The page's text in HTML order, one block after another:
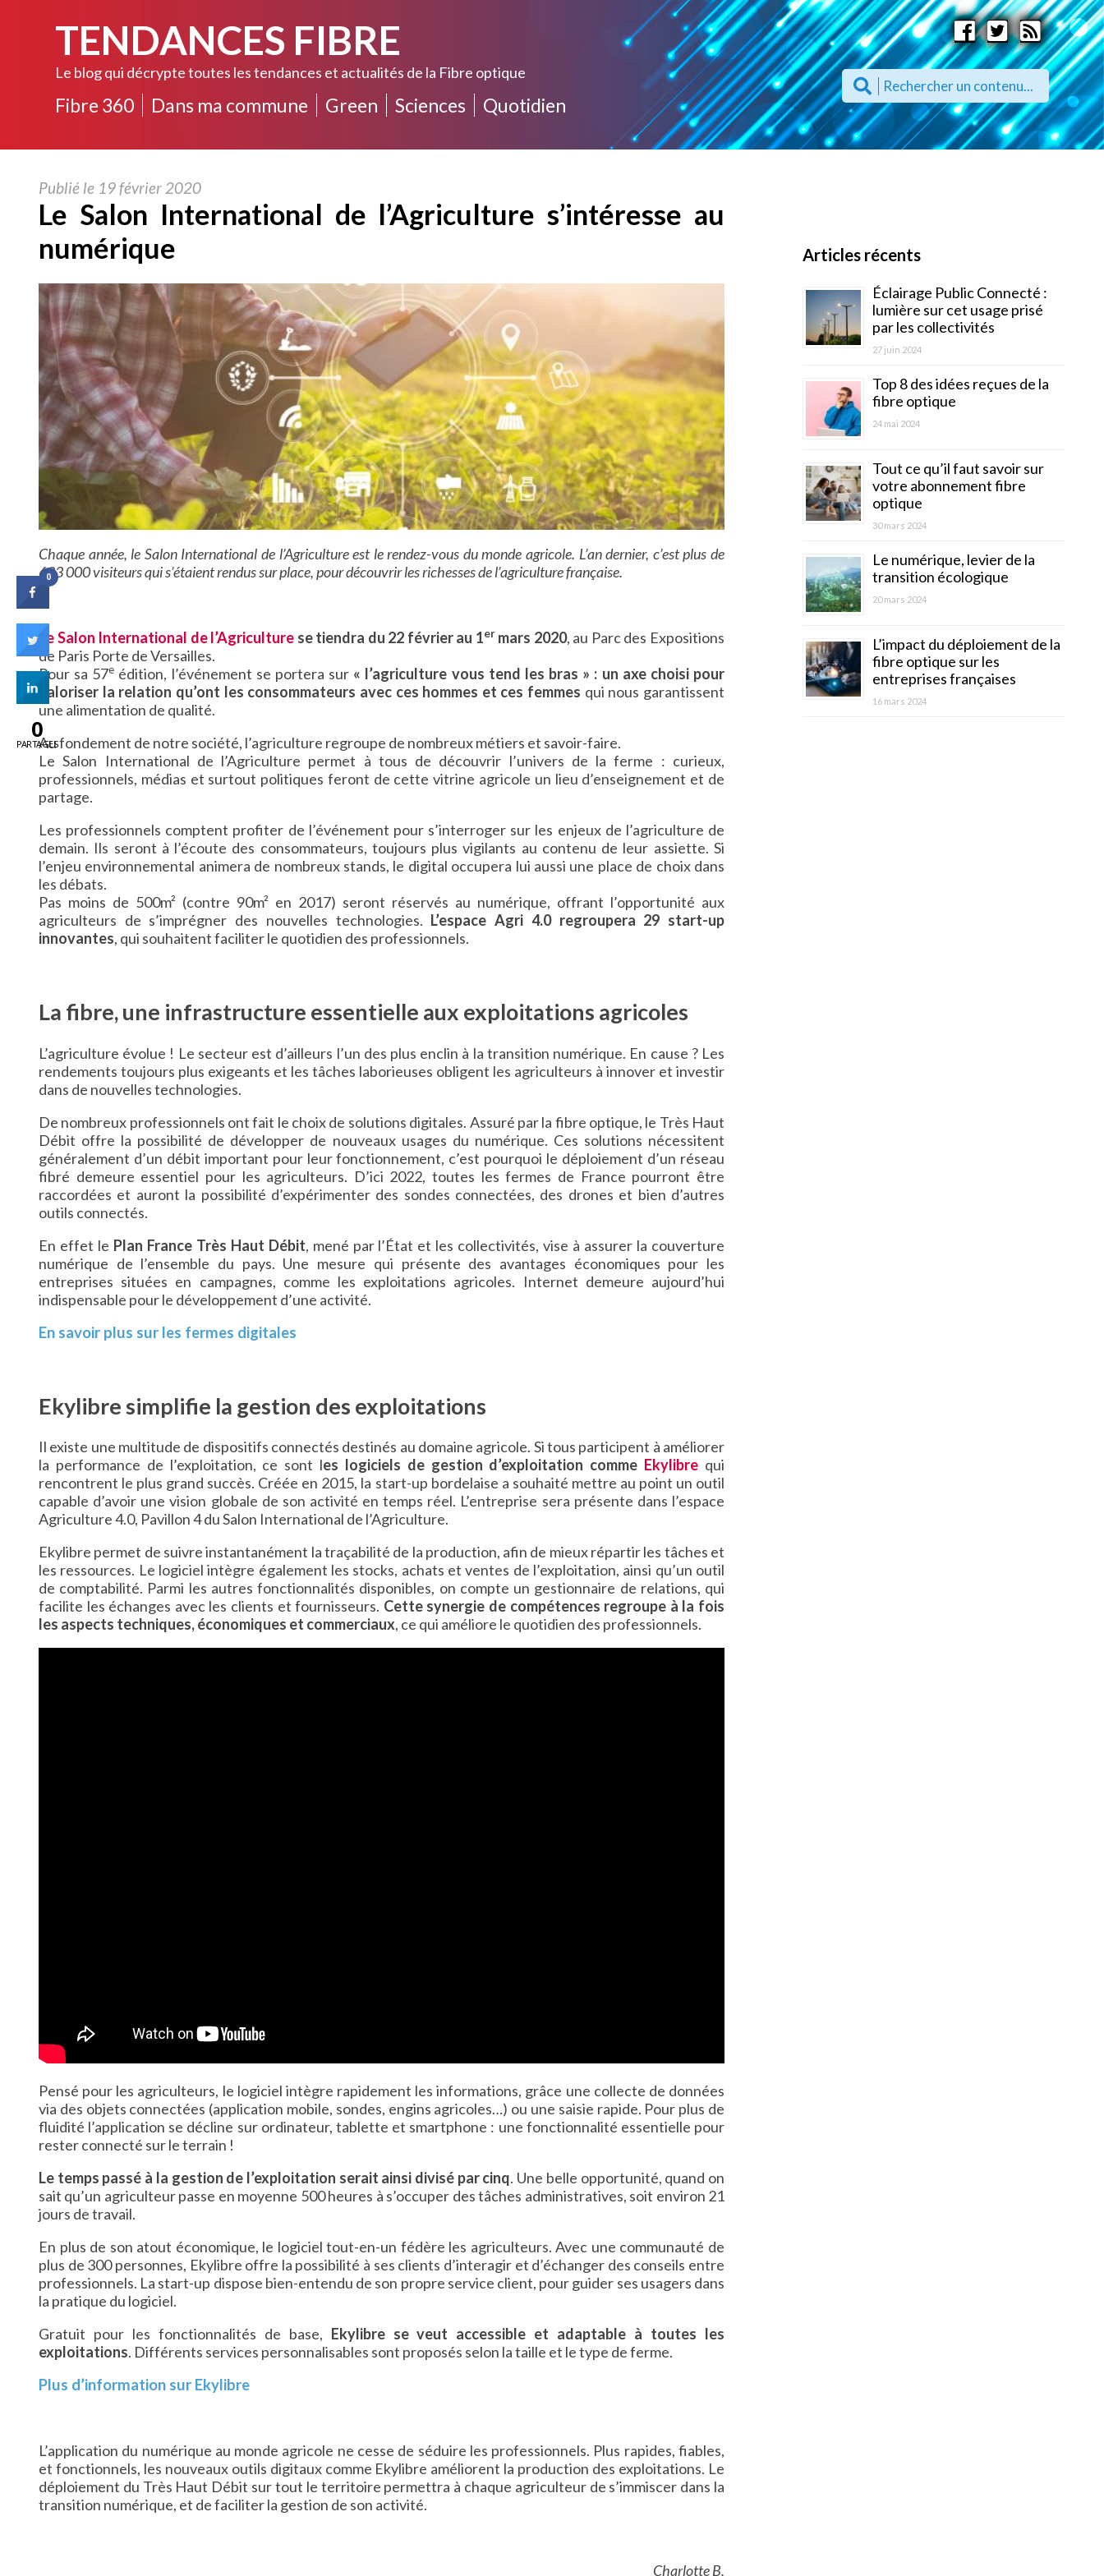
TENDANCES FIBRE
Le blog qui décrypte toutes les tendances et actualités de la Fibre optique
Fibre 360 Dans ma commune Green Sciences Quotidien
Publié le 19 février 2020
Le Salon International de l’Agriculture s’intéresse au
numérique
Chaque année, le Salon International de l’Agriculture est le rendez-vous du monde agricole. L’an dernier, c’est plus de
633 000 visiteurs qui s’étaient rendus sur place, pour découvrir les richesses de l’agriculture française.
Le Salon International de l’Agriculture se tiendra du 22 février au 1ermars 2020, au Parc des Expositions
de Paris Porte de Versailles.
Pour sa 57e édition, l’événement se portera sur « l’agriculture vous tend les bras » : un axe choisi pour
valoriser la relation qu’ont les consommateurs avec ces hommes et ces femmes qui nous garantissent
une alimentation de qualité.
Au fondement de notre société, l’agriculture regroupe de nombreux métiers et savoir-faire.
Le Salon International de l’Agriculture permet à tous de découvrir l’univers de la ferme : curieux,
professionnels, médias et surtout politiques feront de cette vitrine agricole un lieu d’enseignement et de
partage.
Les professionnels comptent profiter de l’événement pour s’interroger sur les enjeux de l’agriculture de
demain. Ils seront à l’écoute des consommateurs, toujours plus vigilants au contenu de leur assiette. Si
l’enjeu environnemental animera de nombreux stands, le digital occupera lui aussi une place de choix dans
les débats.
Pas moins de 500m² (contre 90m² en 2017) seront réservés au numérique, offrant l’opportunité aux
agriculteurs de s’imprégner des nouvelles technologies. L’espace Agri 4.0 regroupera 29 start-up
innovantes, qui souhaitent faciliter le quotidien des professionnels.
La fibre, une infrastructure essentielle aux exploitations agricoles
L’agriculture évolue ! Le secteur est d’ailleurs l’un des plus enclin à la transition numérique. En cause ? Les
rendements toujours plus exigeants et les tâches laborieuses obligent les agriculteurs à innover et investir
dans de nouvelles technologies.
De nombreux professionnels ont fait le choix de solutions digitales. Assuré par la fibre optique, le Très Haut
Débit offre la possibilité de développer de nouveaux usages du numérique. Ces solutions nécessitent
généralement d’un débit important pour leur fonctionnement, c’est pourquoi le déploiement d’un réseau
fibré demeure essentiel pour les agriculteurs. D’ici 2022, toutes les fermes de France pourront être
raccordées et auront la possibilité d’expérimenter des sondes connectées, des drones et bien d’autres
outils connectés.
En effet le Plan France Très Haut Débit, mené par l’État et les collectivités, vise à assurer la couverture
numérique de l’ensemble du pays. Une mesure qui présente des avantages économiques pour les
entreprises situées en campagnes, comme les exploitations agricoles. Internet demeure aujourd’hui
indispensable pour le développement d’une activité.
En savoir plus sur les fermes digitales
Ekylibre simplifie la gestion des exploitations
Il existe une multitude de dispositifs connectés destinés au domaine agricole. Si tous participent à améliorer
la performance de l’exploitation, ce sont les logiciels de gestion d’exploitation comme Ekylibre qui
rencontrent le plus grand succès. Créée en 2015, la start-up bordelaise a souhaité mettre au point un outil
capable d’avoir une vision globale de son activité en temps réel. L’entreprise sera présente dans l’espace
Agriculture 4.0, Pavillon 4 du Salon International de l’Agriculture.
Ekylibre permet de suivre instantanément la traçabilité de la production, afin de mieux répartir les tâches et
les ressources. Le logiciel intègre également les stocks, achats et ventes de l’exploitation, ainsi qu’un outil
de comptabilité. Parmi les autres fonctionnalités disponibles, on compte un gestionnaire de relations, qui
facilite les échanges avec les clients et fournisseurs. Cette synergie de compétences regroupe à la fois
les aspects techniques, économiques et commerciaux, ce qui améliore le quotidien des professionnels.
Pensé pour les agriculteurs, le logiciel intègre rapidement les informations, grâce une collecte de données
via des objets connectées (application mobile, sondes, engins agricoles…) ou une saisie rapide. Pour plus de
fluidité l’application se décline sur ordinateur, tablette et smartphone : une fonctionnalité essentielle pour
rester connecté sur le terrain !
Le temps passé à la gestion de l’exploitation serait ainsi divisé par cinq. Une belle opportunité, quand on
sait qu’un agriculteur passe en moyenne 500 heures à s’occuper des tâches administratives, soit environ 21
jours de travail.
En plus de son atout économique, le logiciel tout-en-un fédère les agriculteurs. Avec une communauté de
plus de 300 personnes, Ekylibre offre la possibilité à ses clients d’interagir et d’échanger des conseils entre
professionnels. La start-up dispose bien-entendu de son propre service client, pour guider ses usagers dans
la pratique du logiciel.
Gratuit pour les fonctionnalités de base, Ekylibre se veut accessible et adaptable à toutes les
exploitations. Différents services personnalisables sont proposés selon la taille et le type de ferme.
Plus d’information sur Ekylibre
L’application du numérique au monde agricole ne cesse de séduire les professionnels. Plus rapides, fiables,
et fonctionnels, les nouveaux outils digitaux comme Ekylibre améliorent la production des exploitations. Le
déploiement du Très Haut Débit sur tout le territoire permettra à chaque agriculteur de s’immiscer dans la
transition numérique, et de faciliter la gestion de son activité.
Charlotte B.
Articles récents
Éclairage Public Connecté :
lumière sur cet usage prisé
par les collectivités
27 juin 2024
Top 8 des idées reçues de la
fibre optique
24 mai 2024
Tout ce qu’il faut savoir sur
votre abonnement fibre
optique
30 mars 2024
Le numérique, levier de la
transition écologique
20 mars 2024
L’impact du déploiement de la
fibre optique sur les
entreprises françaises
16 mars 2024
0
0
PARTAGES